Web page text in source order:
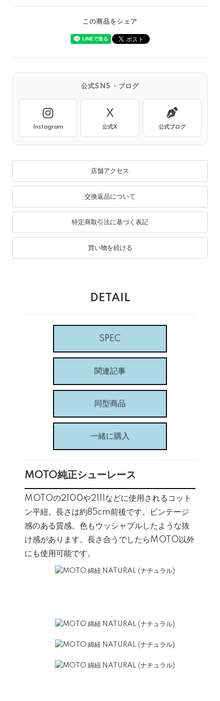
この商品をシェア
公式SNS・ブログ
Instagram
X
公式X 公式ブログ
店舗アクセス
交換返品について
特定商取引法に基づく表記
買い物を続ける
DETAIL
SPEC
関連記事
同型商品
一緒に購入
MOTO純正シューレース
MOTOの2100や2111などに使用されるコット
ン平紐。長さは約85cm前後です。ビンテージ
感のある質感。色もウッシャブルしたような抜
け感があります。長さ合うでしたらMOTO以外
にも使用可能です。